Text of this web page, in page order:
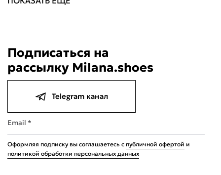
Подписаться на
рассылку Milana.shoes
Telegram канал
Email *
Оформляя подписку вы соглашаетесь с публичной офертой и
политикой обработки персональных данных